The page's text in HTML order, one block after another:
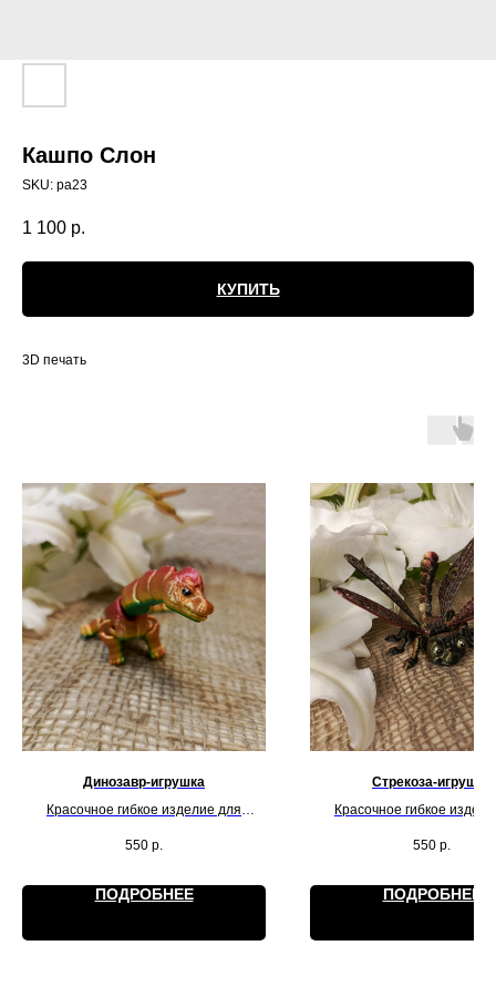
Кашпо Слон
SKU: ра23
1 100 р.
КУПИТЬ
3D печать
Динозавр-игрушка
Красочное гибкое изделие для
обладателя как антистресс.
550 р.
ПОДРОБНЕЕ
Стрекоза-игрушка
Красочное гибкое
обладателя как
550 р.
ПОДРОБНЕЕ